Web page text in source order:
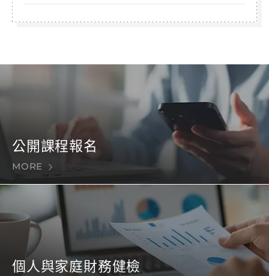
公開課程報名
MORE
個人與家庭財務健檢